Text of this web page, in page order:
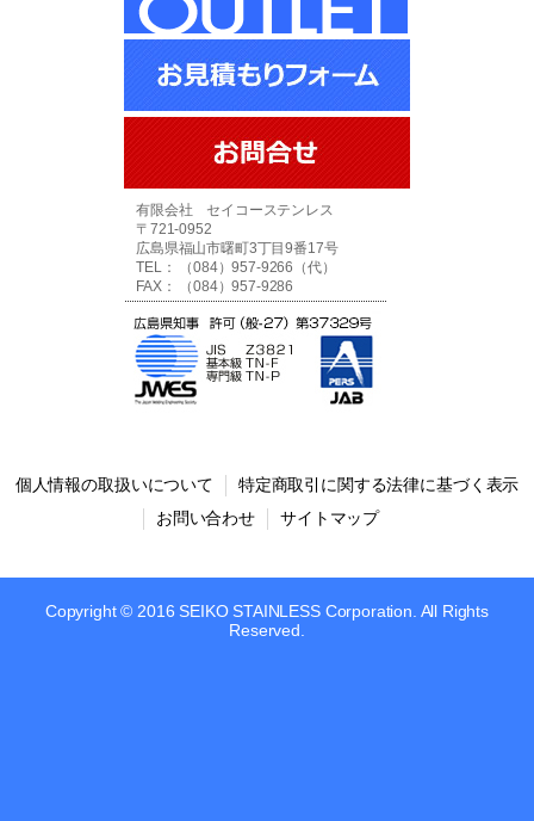
有限会社 セイコーステンレス
〒721-0952
広島県福山市曙町3丁目9番17号
TEL： （084）957-9266（代）
FAX： （084）957-9286
個人情報の取扱いについて
特定商取引に関する法律に基づく表示
お問い合わせ
サイトマップ
Copyright © 2016 SEIKO STAINLESS Corporation. All Rights
Reserved.